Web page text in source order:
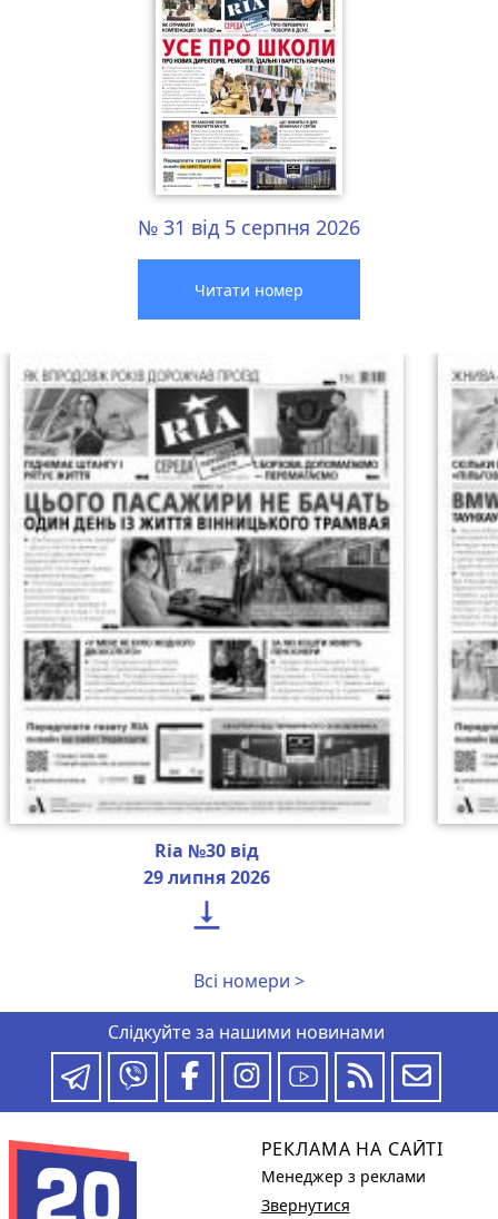
№ 31 від 5 серпня 2026
Читати номер
Ria №30 від
29 липня 2026

Всі номери >
Слідкуйте за нашими новинами
РЕКЛАМА НА САЙТІ
Менеджер з реклами
Звернутися